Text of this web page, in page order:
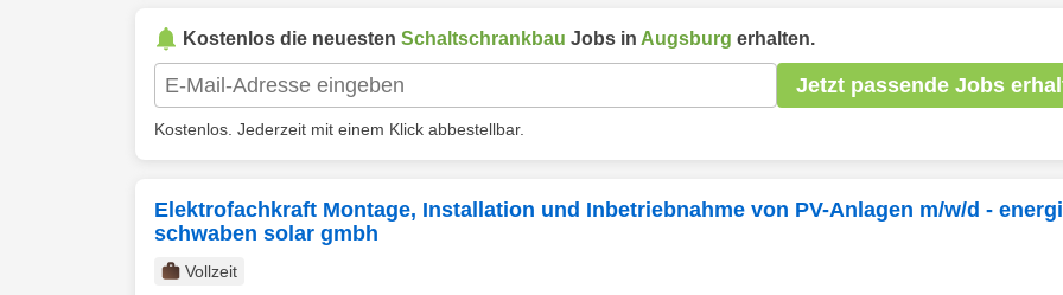
Kostenlos die neuesten Schaltschrankbau Jobs in Augsburg erhalten.
Jetzt passende Jobs
Kostenlos. Jederzeit mit einem Klick abbestellbar.
Elektrofachkraft Montage, Installation und Inbetriebnahme von PV-Anlagen m/w/d -
schwaben solar gmbh
Vollzeit